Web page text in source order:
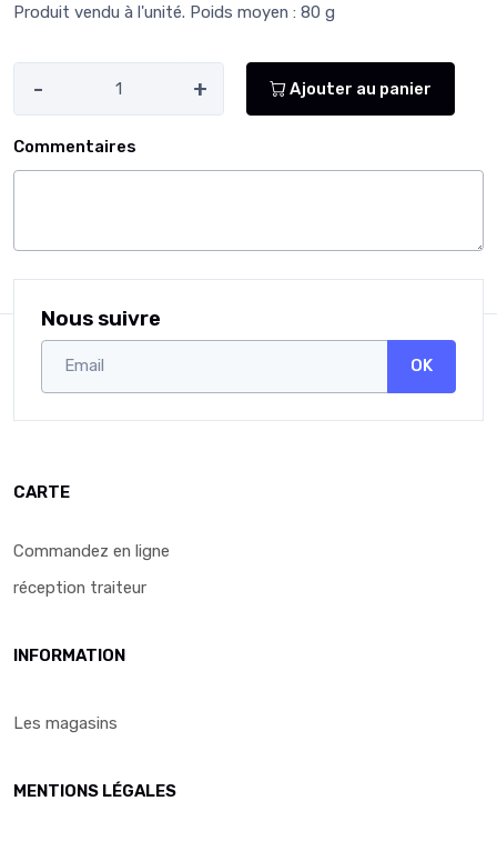
Produit vendu à l'unité. Poids moyen : 80 g
- + Ajouter au panier
Commentaires
Nous suivre
OK
CARTE
Commandez en ligne
réception traiteur
INFORMATION
Les magasins
MENTIONS LÉGALES